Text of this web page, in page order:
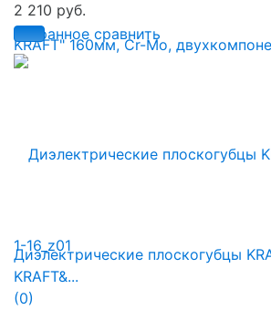
избранное сравнить
2 210 руб.
Диэлектрические плоскогубцы
KRAFT&...
(0)